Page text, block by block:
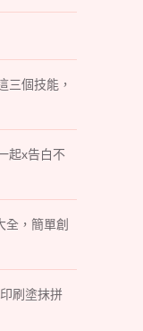
三個技能，
起x告白不
全，簡單創
刷塗抹拼